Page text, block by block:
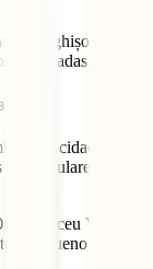
Sighișoara
de fadas.
da cidade, com
espetaculares sobre
nasceu Vlad
e pequeno museu.